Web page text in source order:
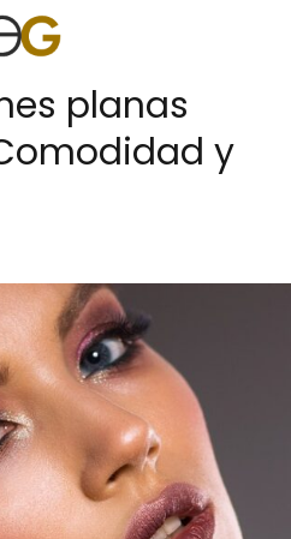
planas
y